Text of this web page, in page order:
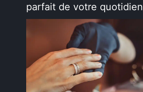
parfait de votre quotidien